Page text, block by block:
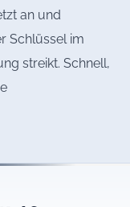
an und
Schlüssel im
streikt. Schnell,